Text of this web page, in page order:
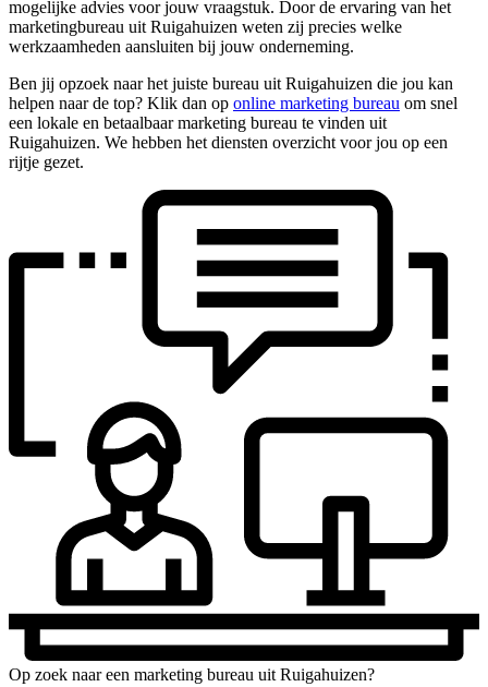
mogelijke advies voor jouw vraagstuk. Door de ervaring van het
marketingbureau uit Ruigahuizen weten zij precies welke
werkzaamheden aansluiten bij jouw onderneming.
Ben jij opzoek naar het juiste bureau uit Ruigahuizen die jou kan
helpen naar de top? Klik dan op online marketing bureau om snel
een lokale en betaalbaar marketing bureau te vinden uit
Ruigahuizen. We hebben het diensten overzicht voor jou op een
rijtje gezet.
Op zoek naar een marketing bureau uit Ruigahuizen?